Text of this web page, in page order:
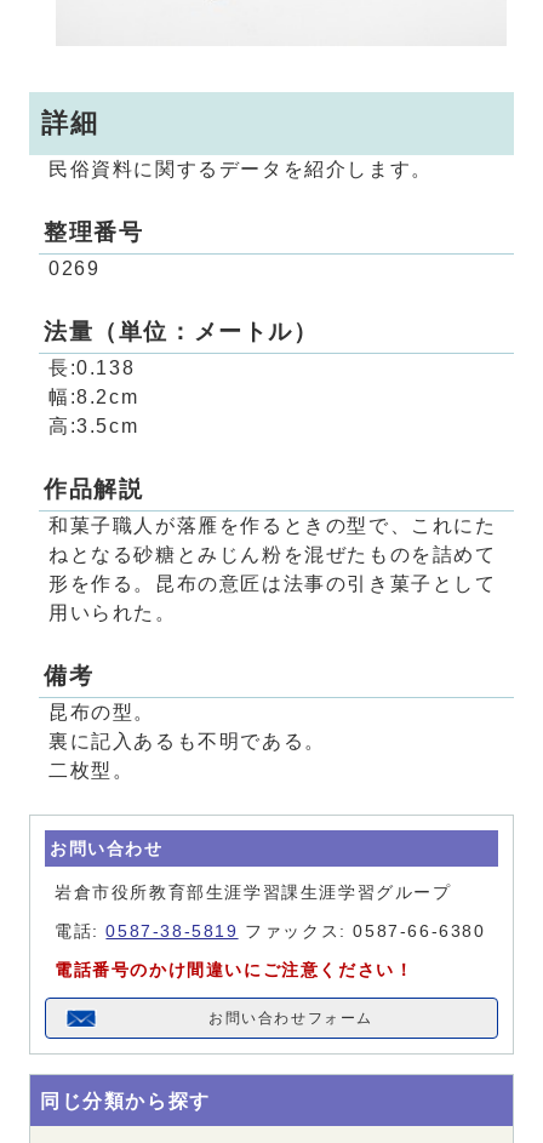
詳細
民俗資料に関するデータを紹介します。
整理番号
0269
法量（単位：メートル）
長:0.138
幅:8.2cm
高:3.5cm
作品解説
和菓子職人が落雁を作るときの型で、これにた
ねとなる砂糖とみじん粉を混ぜたものを詰めて
形を作る。昆布の意匠は法事の引き菓子として
用いられた。
備考
昆布の型。
裏に記入あるも不明である。
二枚型。
お問い合わせ
岩倉市役所教育部生涯学習課生涯学習グループ
電話:0587-38-5819 ファックス: 0587-66-6380
電話番号のかけ間違いにご注意ください！
お問い合わせフォーム
同じ分類から探す